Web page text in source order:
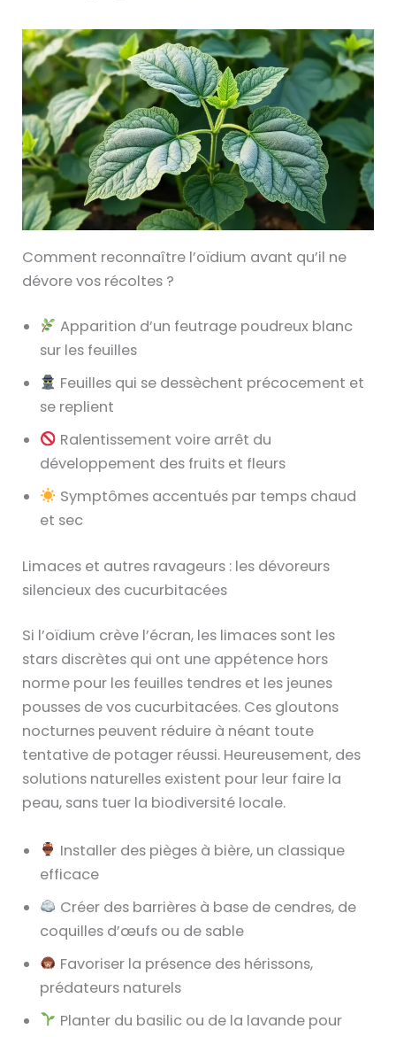
Comment reconnaître l’oïdium avant qu’il ne
dévore vos récoltes ?
Apparition d’un feutrage poudreux blanc
sur les feuilles
Feuilles qui se dessèchent précocement et
se replient
Ralentissement voire arrêt du
développement des fruits et fleurs
Symptômes accentués par temps chaud
et sec
Limaces et autres ravageurs : les dévoreurs
silencieux des cucurbitacées
Si l’oïdium crève l’écran, les limaces sont les
stars discrètes qui ont une appétence hors
norme pour les feuilles tendres et les jeunes
pousses de vos cucurbitacées. Ces gloutons
nocturnes peuvent réduire à néant toute
tentative de potager réussi. Heureusement, des
solutions naturelles existent pour leur faire la
peau, sans tuer la biodiversité locale.
Installer des pièges à bière, un classique
efficace
Créer des barrières à base de cendres, de
coquilles d’œufs ou de sable
Favoriser la présence des hérissons,
prédateurs naturels
Planter du basilic ou de la lavande pour